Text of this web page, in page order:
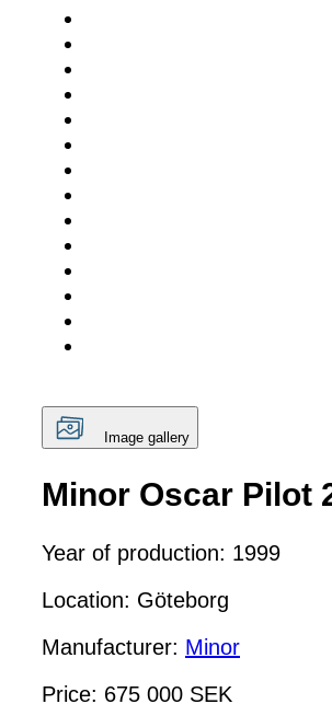
Image gallery
Minor Oscar Pilot
Year of production: 1999
Location: Göteborg
Manufacturer: Minor
Price: 675 000 SEK